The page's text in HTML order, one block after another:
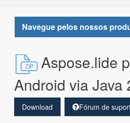
Navegue pelos nossos
Aspose.lide
Android via Java
Download Fórum de